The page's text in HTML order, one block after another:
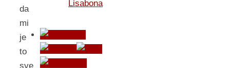
da
mi
je
to
sve
Lisabona